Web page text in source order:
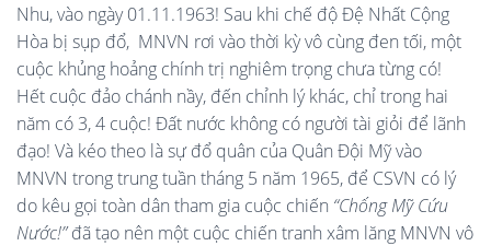
Nhu, vào ngày 01.11.1963! Sau khi chế độ Đệ Nhất Cộng
Hòa bị sụp đổ, MNVN rơi vào thời kỳ vô cùng đen tối, một
cuộc khủng hoảng chính trị nghiêm trọng chưa từng có!
Hết cuộc đảo chánh nầy, đến chỉnh lý khác, chỉ trong hai
năm có 3, 4 cuộc! Đất nước không có người tài giỏi để lãnh
đạo! Và kéo theo là sự đổ quân của Quân Đội Mỹ vào
MNVN trong trung tuần tháng 5 năm 1965, để CSVN có lý
do kêu gọi toàn dân tham gia cuộc chiến “Chống Mỹ Cứu
Nước!”đã tạo nên một cuộc chiến tranh xâm lăng MNVN vô